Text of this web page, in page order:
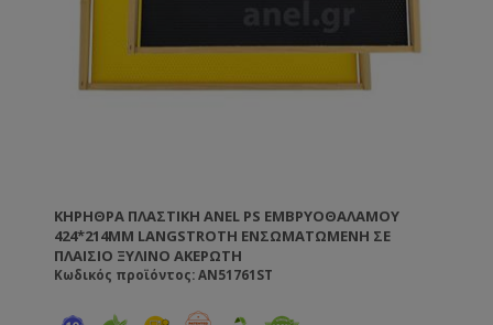
ΚΗΡΉΘΡΑ ΠΛΑΣΤΙΚΉ ANEL PS ΕΜΒΡΥΟΘΑΛΆΜΟΥ
424*214MM LANGSTROTH ΕΝΣΩΜΑΤΩΜΈΝΗ ΣΕ
ΠΛΑΊΣΙΟ ΞΎΛΙΝΟ ΑΚΈΡΩΤΗ
Κωδικός προϊόντος: AN51761ST